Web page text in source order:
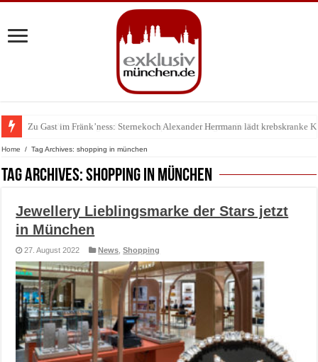
Zu Gast im Fränk’ness: Sternekoch Alexander Herrmann lädt krebskranke
Warum München gerade zum Treffpunkt der Lingerie-Branche wurde
Home / Tag Archives: shopping in münchen
Tag Archives:shopping in münchen
Jewellery Lieblingsmarke der Stars jetzt
in München
27. August 2022 News ,Shopping